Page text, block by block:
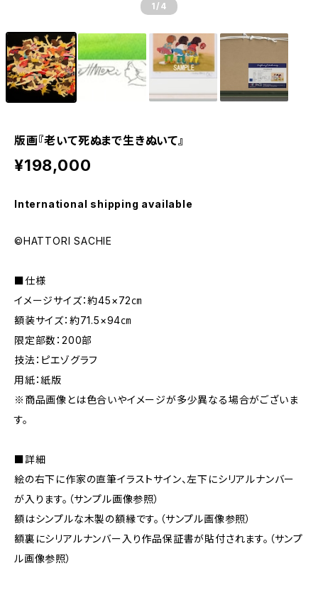
1 /4
版画『老いて死ぬまで生きぬいて』
¥198,000
International shipping available
©HATTORI SACHIE
■仕様
イメージサイズ：約45×72㎝
額装サイズ：約71.5×94㎝
限定部数：200部
技法：ピエゾグラフ
用紙：紙版
※商品画像とは色合いやイメージが多少異なる場合がございま
す。
■詳細
絵の右下に作家の直筆イラストサイン、左下にシリアルナンバー
が入ります。（サンプル画像参照）
額はシンプルな木製の額縁です。（サンプル画像参照）
額裏にシリアルナンバー入り作品保証書が貼付されます。（サンプ
ル画像参照）